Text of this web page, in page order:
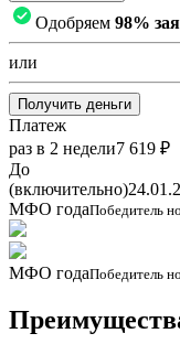
Одобряем 98%
или
Получить деньги
Платеж
раз в 2 недели7 619 ₽
До
(включительно)
МФО годаПобедитель
МФО годаПобедитель